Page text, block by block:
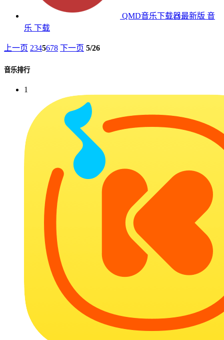
QMD音乐下载器最新版 音
乐 下载
上一页 2345678 下一页 5/26
音乐排行
1